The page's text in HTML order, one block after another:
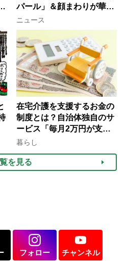
パール」＆顔まわりが華や
ぐ「揺れる一粒」の使い分
け方
ニュース
在宅介護を支援するお金の
制度とは？自治体独自のサ
ービス「毎月2万円が支給
される」ケースも【FP解
暮らし
を見る
フォロー チャンネル